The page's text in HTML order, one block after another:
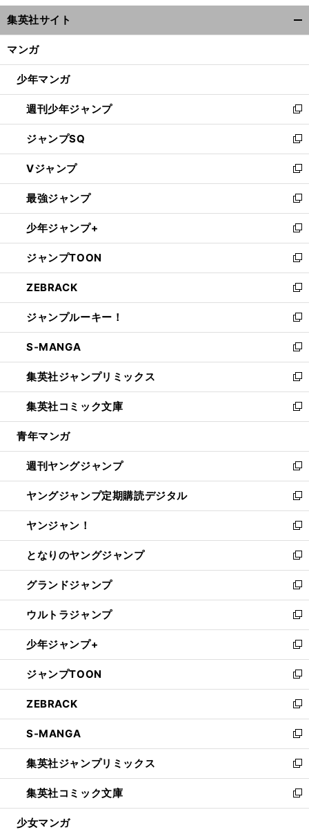
ウ
ィ
ン
ウ
開
く
集英社サイト
マンガ
少年マンガ
週刊少年ジャンプ
新
し
い
ウ
ィ
ン
ド
ウ
で
開
く
ジャンプSQ
新
し
い
ウ
ィ
ン
ド
ウ
で
開
く
Vジャンプ
新
し
い
ウ
ィ
ン
ド
ウ
で
開
く
最強ジャンプ
新
し
い
ウ
ィ
ン
ド
ウ
で
開
く
少年ジャンプ+
新
し
い
ウ
ィ
ン
ド
ウ
で
開
く
ジャンプTOON
新
し
い
ウ
ィ
ン
ド
ウ
で
開
く
ZEBRACK
新
し
い
ウ
ィ
ン
ド
ウ
で
開
ジャンプルーキー！
新
し
い
ウ
ィ
ン
ド
ウ
開
く
S-MANGA
新
し
い
ウ
ィ
ン
ウ
で
開
く
集英社ジャンプリミックス
新
し
い
ウ
ン
ド
ウ
で
開
く
集英社コミック文庫
新
し
ウ
ィ
ン
ド
ウ
で
開
く
青年マンガ
週刊ヤングジャンプ
新
し
い
ウ
ィ
ン
ド
ウ
で
開
く
ヤングジャンプ定期購読デジタル
新
し
い
ウ
ィ
ン
ド
ウ
で
開
く
ヤンジャン！
新
し
い
ウ
ィ
ン
ド
ウ
で
開
く
となりのヤングジャンプ
新
し
い
ウ
ィ
ン
ド
ウ
で
開
く
グランドジャンプ
新
し
い
ウ
ィ
ン
ド
ウ
で
開
く
ウルトラジャンプ
新
し
い
ウ
ィ
ン
ド
ウ
で
開
く
少年ジャンプ+
新
し
い
ウ
ィ
ン
ド
ウ
で
開
く
ジャンプTOON
新
し
い
ウ
ィ
ン
ド
ウ
で
開
ZEBRACK
新
し
い
ウ
ィ
ン
ド
ウ
S-MANGA
新
し
い
ウ
ィ
ン
集英社ジャンプリミックス
新
し
い
ウ
集英社コミック文庫
新
し
少女マンガ